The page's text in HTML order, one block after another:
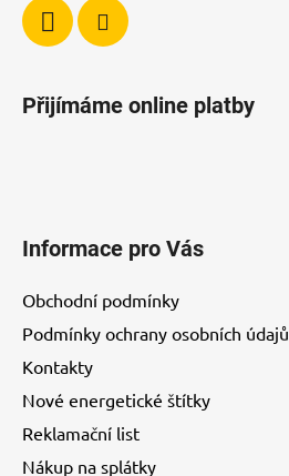
s
Přijímáme online platby
Informace pro Vás
Obchodní podmínky
Podmínky ochrany osobních údajů
Kontakty
Nové energetické štítky
Reklamační list
Nákup na splátky